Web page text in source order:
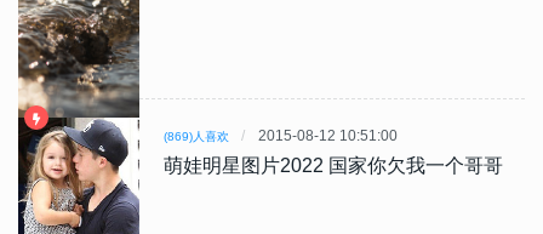
(869)人喜欢 2015-08-12 10:51:00
萌娃明星图片2022 国家你欠我一个哥哥